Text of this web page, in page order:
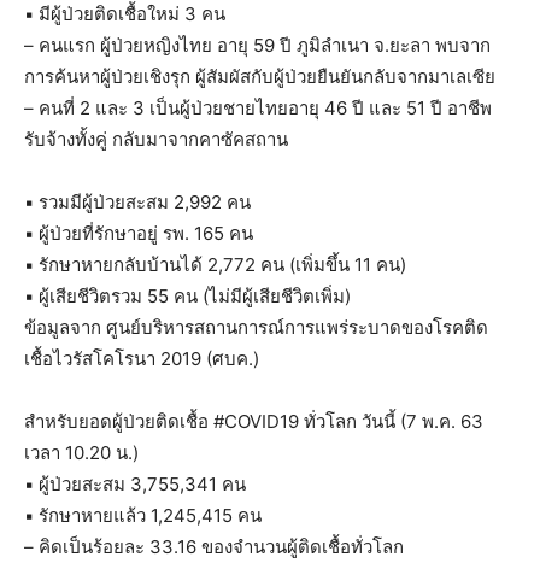
▪️ มีผู้ป่วยติดเชื้อใหม่ 3 คน
– คนแรก ผู้ป่วยหญิงไทย อายุ 59 ปี ภูมิลำเนา จ.ยะลา พบจาก
การค้นหาผู้ป่วยเชิงรุก ผู้สัมผัสกับผู้ป่วยยืนยันกลับจากมาเลเซีย
– คนที่ 2 และ 3 เป็นผู้ป่วยชายไทยอายุ 46 ปี และ 51 ปี อาชีพ
รับจ้างทั้งคู่ กลับมาจากคาซัคสถาน
▪️ รวมมีผู้ป่วยสะสม 2,992 คน
▪️ ผู้ป่วยที่รักษาอยู่ รพ. 165 คน
▪️ รักษาหายกลับบ้านได้ 2,772 คน (เพิ่มขึ้น 11 คน)
▪️ ผู้เสียชีวิตรวม 55 คน (ไม่มีผู้เสียชีวิตเพิ่ม)
ข้อมูลจาก ศูนย์บริหารสถานการณ์การแพร่ระบาดของโรคติด
เชื้อไวรัสโคโรนา 2019 (ศบค.)
สำหรับยอดผู้ป่วยติดเชื้อ #COVID19 ทั่วโลก วันนี้ (7 พ.ค. 63
เวลา 10.20 น.)
▪️ ผู้ป่วยสะสม 3,755,341 คน
▪️ รักษาหายแล้ว 1,245,415 คน
– คิดเป็นร้อยละ 33.16 ของจำนวนผู้ติดเชื้อทั่วโลก